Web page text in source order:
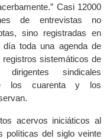
.” Casi 12000
de entrevistas no
sino registradas en
día toda una agenda de
sistemáticos de
sindicales
los cuarenta y los
acervos iniciáticos al
políticas del siglo veinte